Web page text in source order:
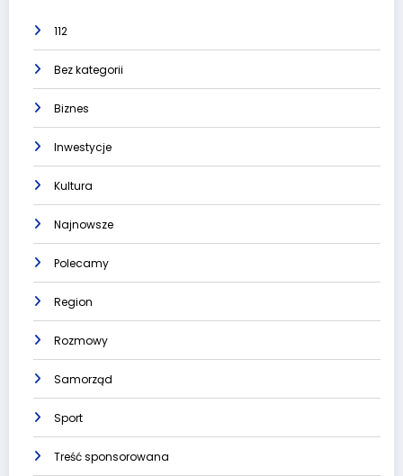
112
Bez kategorii
Biznes
Inwestycje
Kultura
Najnowsze
Polecamy
Region
Rozmowy
Samorząd
Sport
Treść sponsorowana